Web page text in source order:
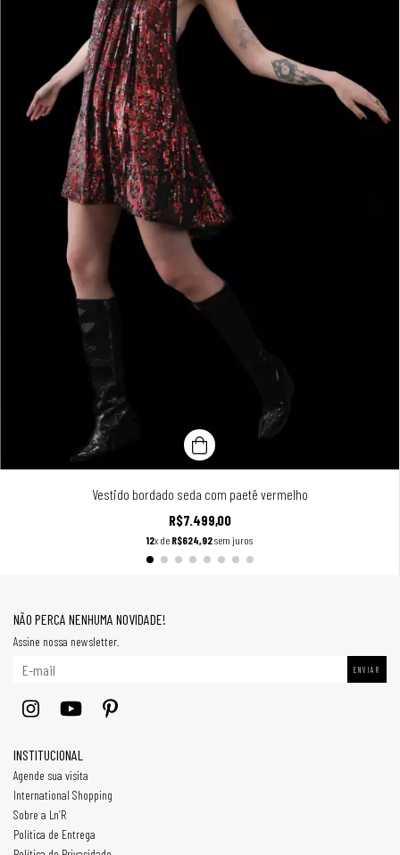
Vestido bordado seda com paetê vermelho
R$7.499,00
12x de R$624,92sem juros
NÃO PERCA NENHUMA NOVIDADE!
Assine nossa newsletter.
INSTITUCIONAL
Agende sua visita
International Shopping
Sobre a Ln’R
Política de Entrega